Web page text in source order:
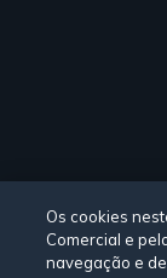
Os cookies
Comercial e
navegação e